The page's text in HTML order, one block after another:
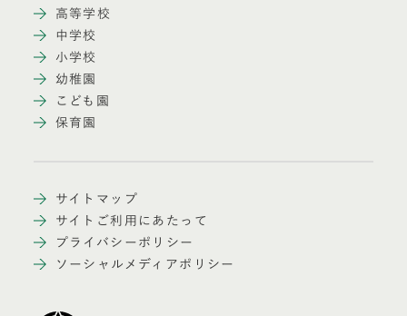
高等学校
中学校
小学校
幼稚園
こども園
保育園
サイトマップ
サイトご利用にあたって
プライバシーポリシー
ソーシャルメディアポリシー